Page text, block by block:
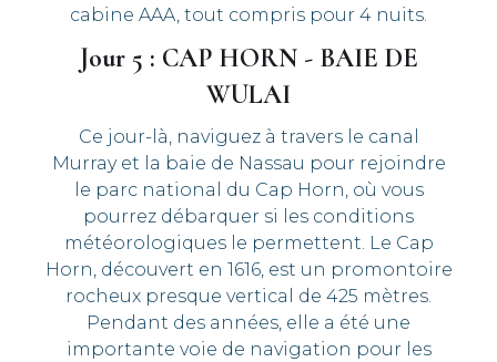
cabine AAA, tout compris pour 4 nuits.
Jour 5 : CAP HORN - BAIE DE
WULAI
Ce jour-là, naviguez à travers le canal
Murray et la baie de Nassau pour rejoindre
le parc national du Cap Horn, où vous
pourrez débarquer si les conditions
météorologiques le permettent. Le Cap
Horn, découvert en 1616, est un promontoire
rocheux presque vertical de 425 mètres.
Pendant des années, elle a été une
importante voie de navigation pour les